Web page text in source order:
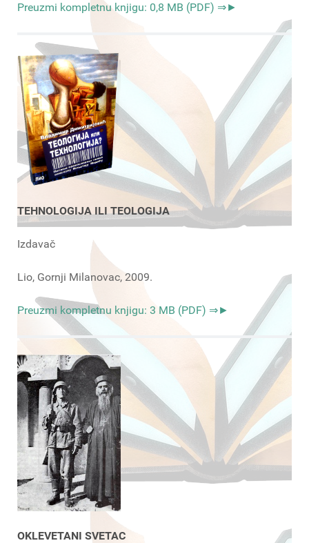
Preuzmi kompletnu knjigu: 0,8 MB (PDF) ⇒►
TEHNOLOGIJA ILI TEOLOGIJA
Izdavač
Lio, Gornji Milanovac, 2009.
Preuzmi kompletnu knjigu: 3 MB (PDF) ⇒►
OKLEVETANI SVETAC